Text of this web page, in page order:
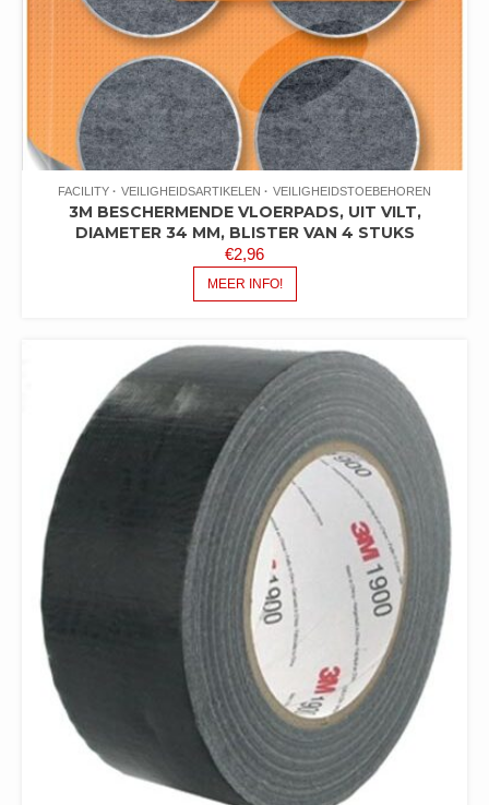
FACILITY VEILIGHEIDSARTIKELEN VEILIGHEIDSTOEBEHOREN
3M BESCHERMENDE VLOERPADS, UIT VILT,
DIAMETER 34 MM, BLISTER VAN 4 STUKS
€2,96
MEER INFO!